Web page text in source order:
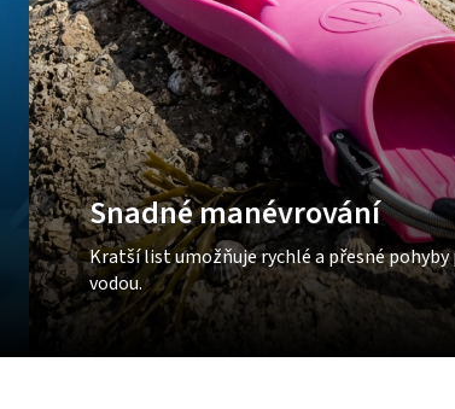
Snadné manévrování
Kratší list umožňuje rychlé a přesné pohyby
vodou.